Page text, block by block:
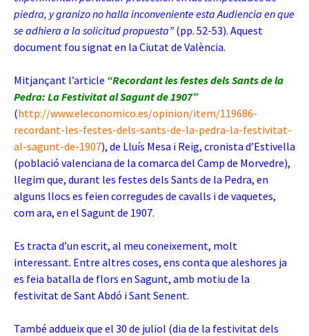
piedra, y granizo no halla inconveniente esta Audiencia en que
se adhiera a la solicitud propuesta” (pp. 52-53). Aquest
document fou signat en la Ciutat de València.
Mitjançant l’article “Recordant les festes dels Sants de la
Pedra: La Festivitat al Sagunt de 1907”
(http://www.eleconomico.es/opinion/item/119686-
recordant-les-festes-dels-sants-de-la-pedra-la-festivitat-
al-sagunt-de-1907), de Lluís Mesa i Reig, cronista d’Estivella
(població valenciana de la comarca del Camp de Morvedre),
llegim que, durant les festes dels Sants de la Pedra, en
alguns llocs es feien corregudes de cavalls i de vaquetes,
com ara, en el Sagunt de 1907.
Es tracta d’un escrit, al meu coneixement, molt
interessant. Entre altres coses, ens conta que aleshores ja
es feia batalla de flors en Sagunt, amb motiu de la
festivitat de Sant Abdó i Sant Senent.
També addueix que el 30 de juliol (dia de la festivitat dels